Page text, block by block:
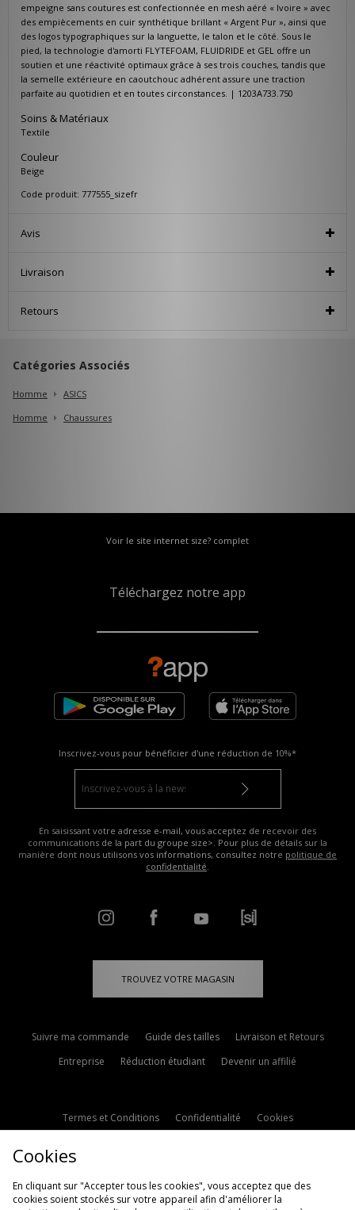
empeigne sans coutures est confectionnée en mesh aéré « Ivoire » avec
des empiècements en cuir synthétique brillant « Argent Pur », ainsi que
des logos typographiques sur la languette, le talon et le côté. Sous le
pied, la technologie d'amorti FLYTEFOAM, FLUIDRIDE et GEL offre un
soutien et une réactivité optimaux grâce à ses trois couches, tandis que
la semelle extérieure en caoutchouc adhérent assure une traction
parfaite au quotidien et en toutes circonstances. | 1203A733.750
Soins & Matériaux
Textile
Couleur
Beige
Code produit: 777555_sizefr
Avis
Livraison
Retours
Catégories Associés
Homme
ASICS
Homme
Chaussures
Voir le site internet size? complet
Téléchargez notre app
Inscrivez-vous pour bénéficier d'une réduction de 10%*
En saisissant votre adresse e-mail, vous acceptez de recevoir des
communications de la part du groupe size>. Pour plus de détails sur la
manière dont nous utilisons vos informations, consultez notre politique de
confidentialité
TROUVEZ VOTRE MAGASIN
Suivre ma commande Guide des tailles
Livraison et Retours
Entreprise
Réduction étudiant Devenir un affilié
Termes et Conditions Confidentialité
Cookies
Politique d'avis en ligne
Cookies
En cliquant sur "Accepter tous les cookies", vous acceptez que des
cookies soient stockés sur votre appareil afin d'améliorer la